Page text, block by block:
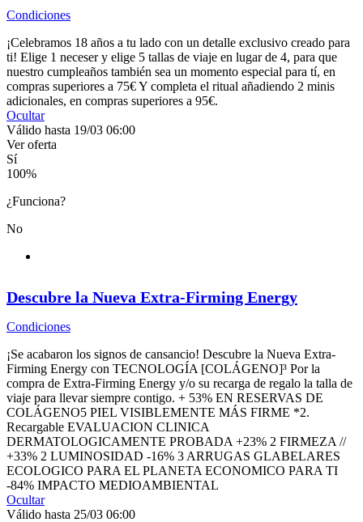
Condiciones
¡Celebramos 18 años a tu lado con un detalle exclusivo creado para
ti! Elige 1 neceser y elige 5 tallas de viaje en lugar de 4, para que
nuestro cumpleaños también sea un momento especial para tí, en
compras superiores a 75€ Y completa el ritual añadiendo 2 minis
adicionales, en compras superiores a 95€.
Ocultar
Válido hasta 19/03 06:00
Ver oferta
Sí
100%
¿Funciona?
No
Descubre la Nueva Extra-Firming Energy
Condiciones
¡Se acabaron los signos de cansancio! Descubre la Nueva Extra-
Firming Energy con TECNOLOGÍA [COLÁGENO]³ Por la
compra de Extra-Firming Energy y/o su recarga de regalo la talla de
viaje para llevar siempre contigo. + 53% EN RESERVAS DE
COLÁGENO5 PIEL VISIBLEMENTE MÁS FIRME *2.
Recargable EVALUACION CLINICA
DERMATOLOGICAMENTE PROBADA +23% 2 FIRMEZA //
+33% 2 LUMINOSIDAD -16% 3 ARRUGAS GLABELARES
ECOLOGICO PARA EL PLANETA ECONOMICO PARA TI
-84% IMPACTO MEDIOAMBIENTAL
Ocultar
Válido hasta 25/03 06:00